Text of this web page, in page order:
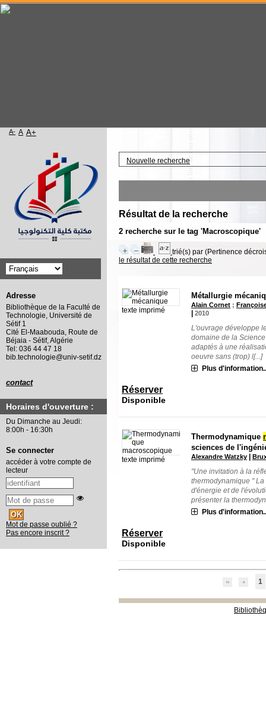
Nouvelle recherche
Résultat de la recherche
2 recherche sur le tag 'Macroscopique'
trié(s) par (Pertinence
le résultat de cette recherche
texte imprimé
Métallurgie
Alain Cornet ;
|2010
L'ouvrage développe
domaine de la
adaptés à une
oeuvre sans (trop) l[...]
Plus
Réserver
Disponible
texte imprimé
Thermodynamique
sciences de
Alexandre Watzky |
"Une invitation à la
thermodynamique "
d'énergie et de
présenter la
Plus
Réserver
Disponible
1
Accueil
A- A A+
Adresse
Bibliothèque de la Faculté de
Technologie, Université de
Sétif 1
Cité El-Maabouda, Route de
Béjaia - Sétif, Algérie
Tel: 036 44 47 18
bib.technologie@univ-setif.dz
contact
Horaires d'ouverture :
Du Dimanche au Jeudi:
8:00h - 16:30h
Se connecter
accéder à votre compte de
lecteur
Mot de passe oublié ?
Pas encore inscrit ?